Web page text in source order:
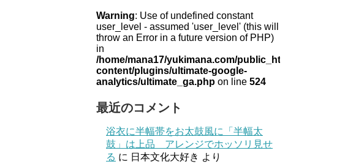
Warning: Use of undefined constant
user_level - assumed 'user_level' (this will
throw an Error in a future version of PHP)
in
/home/mana17/yukimana.com/public_html/wp-
content/plugins/ultimate-google-
analytics/ultimate_ga.php on line 524
最近のコメント
浴衣に半幅帯をお太鼓風に「半幅太
鼓」は上品 アレンジでホッソリ見せ
る に 日本文化大好き より